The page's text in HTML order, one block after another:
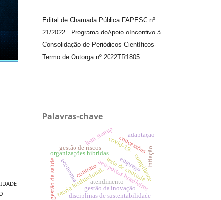
Edital de Chamada Pública FAPESC nº
21/2022 - Programa deApoio e Incentivo à
Consolidação de Periódicos Científicos-
Termo de Outorga nº 2022TR1805
Palavras-chave
covid-19.
concessões
aeroportos brasileiros
organizações híbridas.
teoria institucional.teste de controle
gestão de riscos
compliance
lean startup
gestão da inovação
adaptação
gestão da saúde atendimento
economia emprego
disciplinas de sustentabilidade
contrato
inflação